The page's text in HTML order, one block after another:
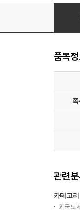
父の仕
품목
쪽
관련
카테고
외국도